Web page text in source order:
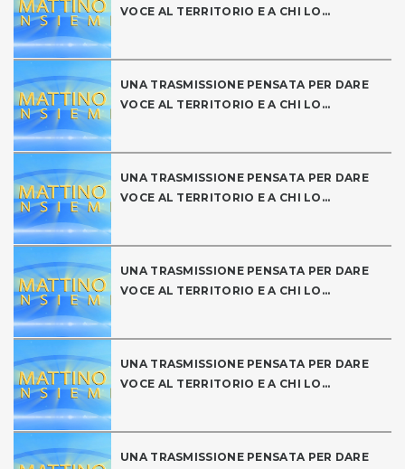
VOCE AL TERRITORIO E A CHI LO...
UNA TRASMISSIONE PENSATA PER DARE
VOCE AL TERRITORIO E A CHI LO...
UNA TRASMISSIONE PENSATA PER DARE
VOCE AL TERRITORIO E A CHI LO...
UNA TRASMISSIONE PENSATA PER DARE
VOCE AL TERRITORIO E A CHI LO...
UNA TRASMISSIONE PENSATA PER DARE
VOCE AL TERRITORIO E A CHI LO...
UNA TRASMISSIONE PENSATA PER DARE